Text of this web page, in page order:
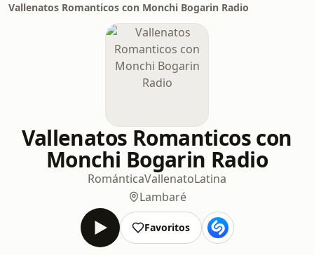
Vallenatos Romanticos con Monchi Bogarin Radio
Vallenatos Romanticos con
Monchi Bogarin Radio
RománticaVallenatoLatina
Lambaré
Favoritos